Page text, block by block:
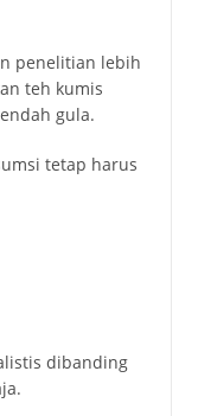
penelitian lebih
teh kumis
gula.
tetap harus
dibanding